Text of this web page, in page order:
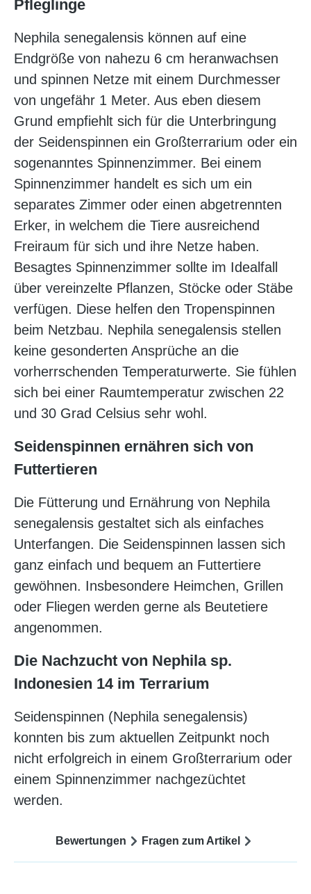
Pfleglinge
Nephila senegalensis können auf eine
Endgröße von nahezu 6 cm heranwachsen
und spinnen Netze mit einem Durchmesser
von ungefähr 1 Meter. Aus eben diesem
Grund empfiehlt sich für die Unterbringung
der Seidenspinnen ein Großterrarium oder ein
sogenanntes Spinnenzimmer. Bei einem
Spinnenzimmer handelt es sich um ein
separates Zimmer oder einen abgetrennten
Erker, in welchem die Tiere ausreichend
Freiraum für sich und ihre Netze haben.
Besagtes Spinnenzimmer sollte im Idealfall
über vereinzelte Pflanzen, Stöcke oder Stäbe
verfügen. Diese helfen den Tropenspinnen
beim Netzbau. Nephila senegalensis stellen
keine gesonderten Ansprüche an die
vorherrschenden Temperaturwerte. Sie fühlen
sich bei einer Raumtemperatur zwischen 22
und 30 Grad Celsius sehr wohl.
Seidenspinnen ernähren sich von
Futtertieren
Die Fütterung und Ernährung von Nephila
senegalensis gestaltet sich als einfaches
Unterfangen. Die Seidenspinnen lassen sich
ganz einfach und bequem an Futtertiere
gewöhnen. Insbesondere Heimchen, Grillen
oder Fliegen werden gerne als Beutetiere
angenommen.
Die Nachzucht von Nephila sp.
Indonesien 14 im Terrarium
Seidenspinnen (Nephila senegalensis)
konnten bis zum aktuellen Zeitpunkt noch
nicht erfolgreich in einem Großterrarium oder
einem Spinnenzimmer nachgezüchtet
werden.
Bewertungen Fragen zum Artikel